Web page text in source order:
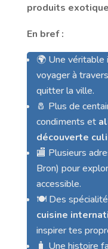
produits
En bref :
🌍 Une véritable
voyager à
quitter la ville.
🧂 Plus de
condiments et
découverte
🏬 Plusieurs
Bron) pour
accessible.
🍽️ Des
cuisine
inspirer tes
🧳 Une histoire